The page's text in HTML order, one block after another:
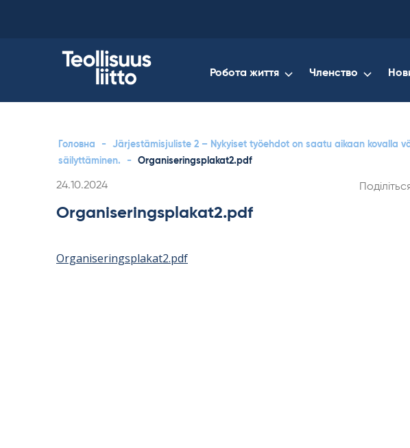
Робота життя Членство
Головна -
Järjestämisjuliste 2 – Nykyiset työehdot on saatu aikaan kovalla
säilyttäminen.
- Organiseringsplakat2.pdf
Kirjoitettu
24.10.2024
Organiseringsplakat2.pdf
Organiseringsplakat2.pdf
your